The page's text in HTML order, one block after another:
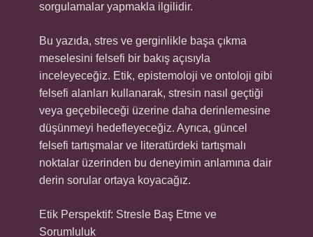
sorgulamalar yapmakla ilgilidir.
Bu yazıda, stres ve gerginlikle başa çıkma
meselesini felsefi bir bakış açısıyla
inceleyeceğiz. Etik, epistemoloji ve ontoloji gibi
felsefi alanları kullanarak, stresin nasıl geçtiği
veya geçebileceği üzerine daha derinlemesine
düşünmeyi hedefleyeceğiz. Ayrıca, güncel
felsefi tartışmalar ve literatürdeki tartışmalı
noktalar üzerinden bu deneyimin anlamına dair
derin sorular ortaya koyacağız.
Etik Perspektif: Stresle Baş Etme ve
Sorumluluk